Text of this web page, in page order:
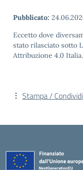
Pubblicato:
Eccetto dove
stato rilasciato sotto
Attribuzione 4.0 Italia.
Stampa / Condividi